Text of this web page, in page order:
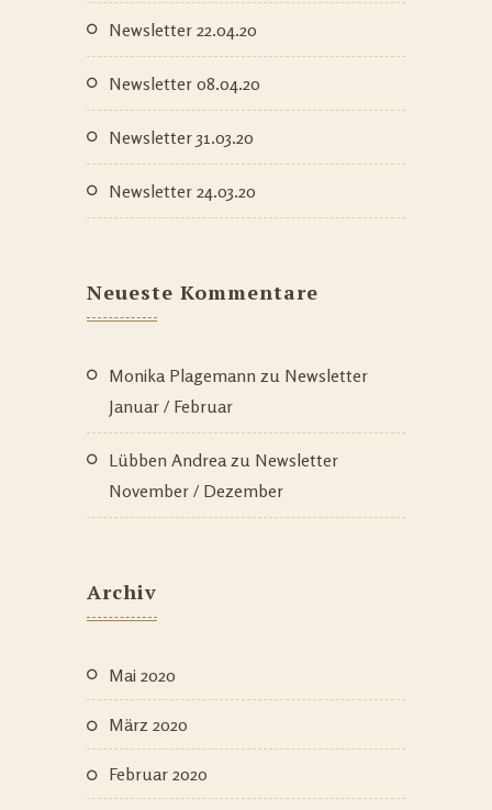
Newsletter 22.04.20
Newsletter 08.04.20
Newsletter 31.03.20
Newsletter 24.03.20
Neueste Kommentare
Monika Plagemann zu Newsletter
Januar / Februar
Lübben Andrea zu Newsletter
November / Dezember
Archiv
Mai 2020
März 2020
Februar 2020